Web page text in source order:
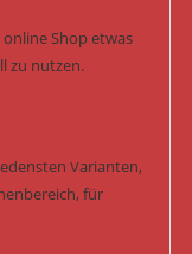
Shop etwas
zu nutzen.
Varianten,
für